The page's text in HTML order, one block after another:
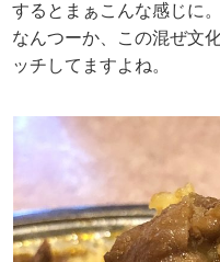
するとまぁこんな感じに。
なんつーか、この混ぜ文
ッチしてますよね。